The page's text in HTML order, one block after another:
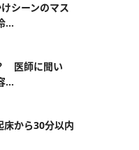
シーンのマス
...
医師に聞い
...
床から30分以内